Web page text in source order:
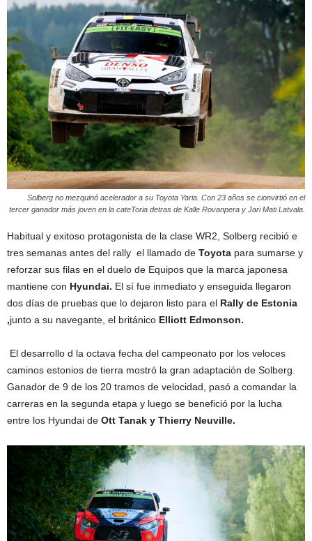
Solberg no mezquinó acelerador a su Toyota Yaria. Con 23 años se cionvirtió en el
tercer ganador más joven en la cateToria detras de Kalle Rovanpera y Jari Mati Latvala.
Habitual y exitoso protagonista de la clase WR2, Solberg recibió e
tres semanas antes del rally el llamado de Toyota para sumarse y
reforzar sus filas en el duelo de Equipos que la marca japonesa
mantiene con Hyundai. El sí fue inmediato y enseguida llegaron
dos días de pruebas que lo dejaron listo para el Rally de Estonia
,junto a su navegante, el británico Elliott Edmonson.
El desarrollo d la octava fecha del campeonato por los veloces
caminos estonios de tierra mostró la gran adaptación de Solberg.
Ganador de 9 de los 20 tramos de velocidad, pasó a comandar la
carreras en la segunda etapa y luego se benefició por la lucha
entre los Hyundai de Ott Tanak y Thierry Neuville.